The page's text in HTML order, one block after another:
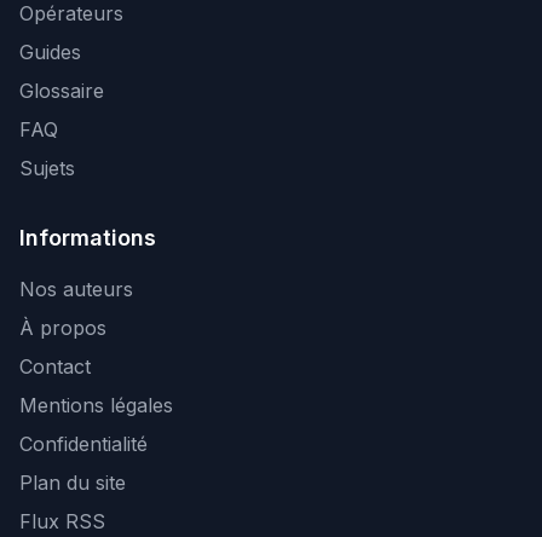
Opérateurs
Guides
Glossaire
FAQ
Sujets
Informations
Nos auteurs
À propos
Contact
Mentions légales
Confidentialité
Plan du site
Flux RSS